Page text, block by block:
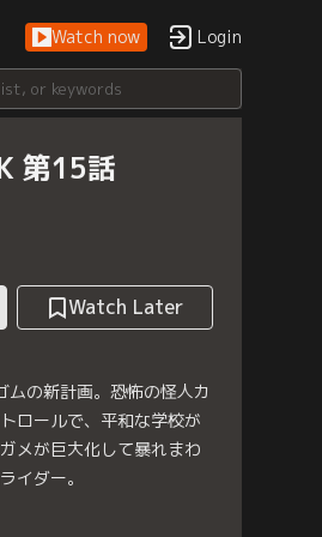
Watch now Login
第15話
Watch Later
の新計画。恐怖の怪人カ
ロールで、平和な学校が
メが巨大化して暴れまわ
イダー。